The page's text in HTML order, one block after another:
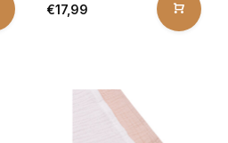
€17,99